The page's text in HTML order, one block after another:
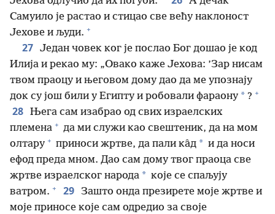
Самуило је растао и стицао све већу наклоност
Јехове и људи. +
27 Један човек ког је послао Бог дошао је код
Илија и рекао му: „Овако каже Јехова: ’Зар нисам
твом праоцу и његовом дому дао да ме упознају
док су још били у Египту и робовали фараону * ? +
28 Њега сам изабрао од свих израелских
племена + да ми служи као свештеник, да на мом
олтару + приноси жртве, да пали ка̂д * и да носи
ефод преда мном. Дао сам дому твог праоца све
жртве израелског народа * које се спаљују
ватром. + 29 Зашто онда презирете моје жртве и
моје приносе које сам одредио за своје